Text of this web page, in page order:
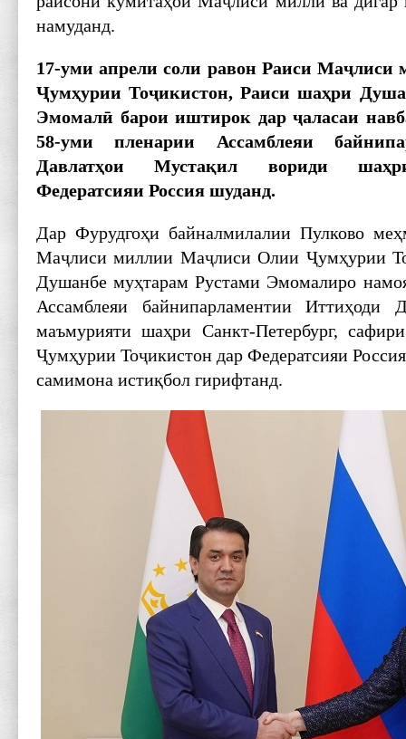
намуданд.
17-уми апрели соли равон Раиси
Ҷумҳурии Тоҷикистон, Раиси шаҳри
Эмомалӣ барои иштирок дар ҷаласаи
58-уми пленарии Ассамблеяи
Давлатҳои Мустақил вориди
Федератсияи Россия шуданд.
Дар Фурудгоҳи байналмилалии Пулково
Маҷлиси миллии Маҷлиси Олии Ҷумҳурии
Душанбе муҳтарам Рустами Эмомалиро
Ассамблеяи байнипарламентии Иттиҳоди
маъмурияти шаҳри Санкт-Петербург,
Ҷумҳурии Тоҷикистон дар Федератсияи
самимона истиқбол гирифтанд.